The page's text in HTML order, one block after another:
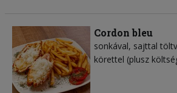
Cordon bleu
sonkával, sajttal
körettel (plusz